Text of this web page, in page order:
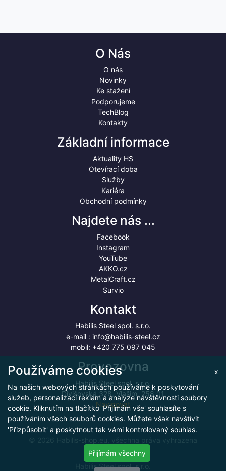
O Nás
O nás
Novinky
Ke stažení
Podporujeme
TechBlog
Kontakty
Základní informace
Aktuality HS
Otevírací doba
Služby
Kariéra
Obchodní podmínky
Najdete nás ...
Facebook
Instagram
YouTube
AKKO.cz
MetalCraft.cz
Survio
Kontakt
Habilis Steel spol. s.r.o.
e-mail : info@habilis-steel.cz
mobil: +420 775 097 045
Provozovna
Habilis Steel spol. s.r.o.
Divišovská 328, Vlašim, 258 01
Navigovat
© 2026 Habilis-shop.eu, všechna práva vyhrazena
Cookies
Habilis Steel spol. s.r.o.
x
Používáme cookies
Na našich webových stránkách používáme k poskytování
služeb, personalizaci reklam a analýze návštěvnosti soubory
cookie. Kliknutím na tlačítko 'Přijímám vše' souhlasíte s
používáním všech souborů cookies. Můžete však navštívit
'Přizpůsobit' a poskytnout tak vámi kontrolovaný souhlas.
Přijímám všechny